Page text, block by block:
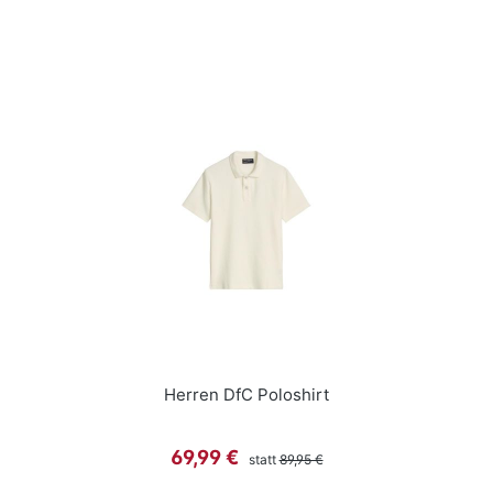
Herren DfC Poloshirt
Verkaufspreis:
69,99 € stattRegulärer Preis:
89,95 €